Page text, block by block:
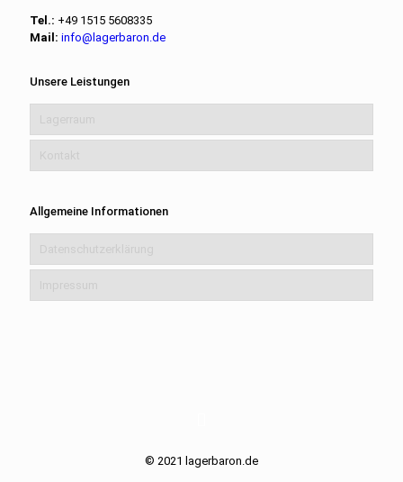
Tel.: +49 1515 5608335
Mail: info@lagerbaron.de
Unsere Leistungen
Allgemeine Informationen
© 2021 lagerbaron.de